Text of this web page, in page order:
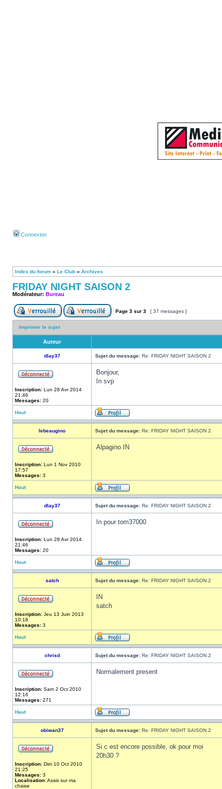
Connexion
Index du forum » Le Club » Archives
FRIDAY NIGHT SAISON 2
Modérateur: Bureau
Page 3 sur 3 [ 37 messages ]
Imprimer le sujet
Auteur
dlay37 Sujet du message: Re: FRIDAY NIGHT SAISON 2
Inscription: Lun 28 Avr 2014
21:46
Messages: 20
Bonjour,
In svp
Haut
lebeaugino Sujet du message: Re: FRIDAY NIGHT SAISON 2
Inscription: Lun 1 Nov 2010
17:57
Messages: 3
Alpagino IN
Haut
dlay37 Sujet du message: Re: FRIDAY NIGHT SAISON 2
Inscription: Lun 28 Avr 2014
21:46
Messages: 20
In pour tom37000
Haut
satch Sujet du message: Re: FRIDAY NIGHT SAISON 2
Inscription: Jeu 13 Juin 2013
10:18
Messages: 3
IN
satch
Haut
chrisd Sujet du message: Re: FRIDAY NIGHT SAISON 2
Inscription: Sam 2 Oct 2010
12:16
Messages: 271
Normalement present
Haut
obiwan37 Sujet du message: Re: FRIDAY NIGHT SAISON 2
Inscription: Dim 10 Oct 2010
21:25
Messages: 3
Localisation:Assis sur ma
chaise
Si c est encore possible, ok pour moi
20h30 ?